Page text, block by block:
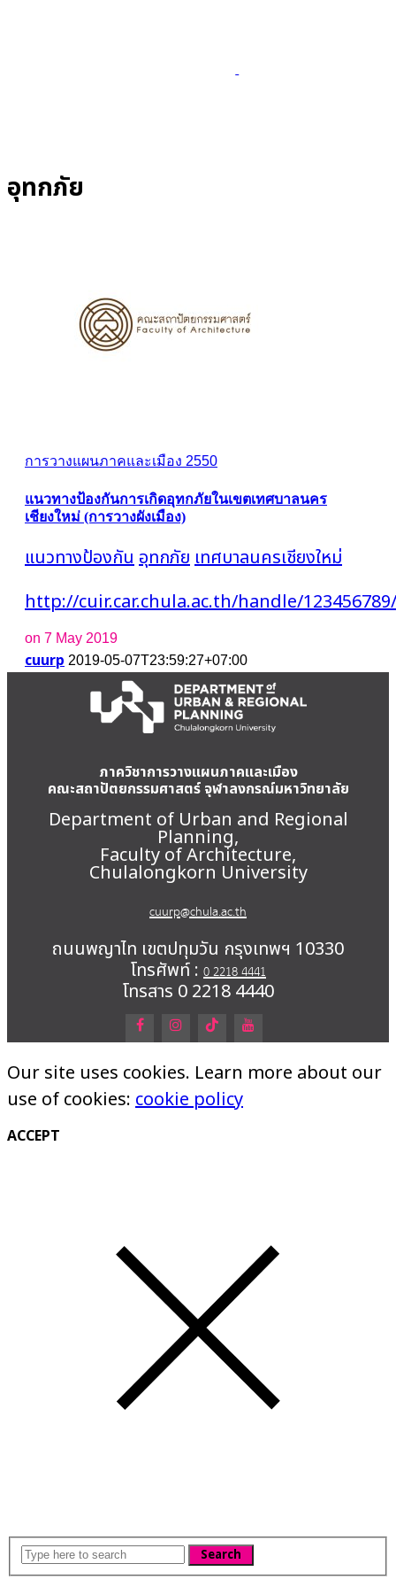
อุทกภัย
การวางแผนภาคและเมือง 2550
แนวทางป้องกันการเกิดอุทกภัยในเขตเทศบาลนคร
เชียงใหม่ (การวางผังเมือง)
แนวทางป้องกันอุทกภัยเทศบาลนครเชียงใหม่
http://cuir.car.chula.ac.th/handle/
on 7 May 2019
cuurp 2019-05-07T23:59:27+07:00
ภาควิชาการวางแผนภาคและเมือง
คณะสถาปัตยกรรมศาสตร์ จุฬาลงกรณ์มหาวิทยาลัย
Department of Urban and Regional
Planning,
Faculty of Architecture,
Chulalongkorn University
cuurp@chula.ac.th
ถนนพญาไท เขตปทุมวัน กรุงเทพฯ 10330
โทรศัพท์ : 0 2218 4441
โทรสาร 0 2218 4440
Our site uses cookies. Learn more about our
use of cookies: cookie policy
ACCEPT